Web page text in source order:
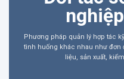
Phương pháp quản lý hợp tác
tình huống khác nhau như đơn
liệu, sản xuất,